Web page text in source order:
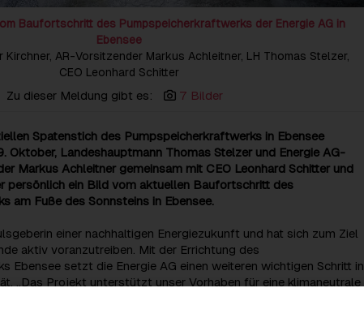
Baufortschritt des Pumpspeicherkraftwerks der Energie AG in
Ebensee
Kirchner, AR-Vorsitzender Markus Achleitner, LH Thomas Stelzer,
CEO Leonhard Schitter
Zu dieser Meldung gibt es: 7 Bilder
Spatenstich des Pumpspeicherkraftwerks in Ebensee
Oktober, Landeshauptmann Thomas Stelzer und Energie AG-
Markus Achleitner gemeinsam mit CEO Leonhard Schitter und
persönlich ein Bild vom aktuellen Baufortschritt des
am Fuße des Sonnsteins in Ebensee.
einer nachhaltigen Energiezukunft und hat sich zum Ziel
aktiv voranzutreiben. Mit der Errichtung des
Ebensee setzt die Energie AG einen weiteren wichtigen Schritt in
„Das Projekt unterstützt unser Vorhaben für eine klimaneutrale
Um die nachhaltig erzeugte Energie dann verfügbar zu
gebraucht wird, braucht es Speicherkapazitäten. Das